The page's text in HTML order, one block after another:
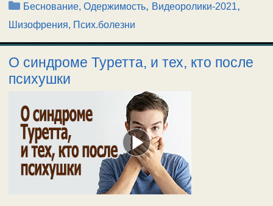
Рубрики
Беснование, Одержимость, Видеоролики-2021,
Шизофрения, Псих.болезни
О синдроме Туретта, и тех, кто после
психушки